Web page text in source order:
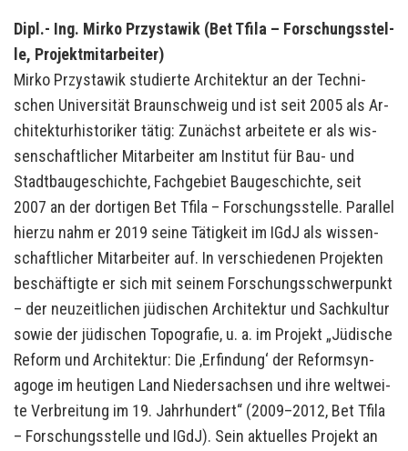
Dipl.- Ing. Mirko Przysta­wik (Bet Tfila – For­schungs­stel­
le, Pro­jekt­mit­ar­bei­ter)
Mirko Przysta­wik stu­dier­te Ar­chi­tek­tur an der Tech­ni­
schen Uni­ver­si­tät Braun­schweig und ist seit 2005 als Ar­
chi­tek­tur­his­to­ri­ker tätig: Zu­nächst ar­bei­te­te er als wis­
sen­schaft­li­cher Mit­ar­bei­ter am In­sti­tut für Bau- und
Stadt­bau­ge­schich­te, Fach­ge­biet Bau­ge­schich­te, seit
2007 an der dor­ti­gen Bet Tfila – For­schungs­stel­le. Par­al­lel
hier­zu nahm er 2019 seine Tä­tig­keit im IGdJ als wis­sen­
schaft­li­cher Mit­ar­bei­ter auf. In ver­schie­de­nen Pro­jek­ten
be­schäf­tig­te er sich mit sei­nem For­schungs­schwer­punkt
– der neu­zeit­li­chen jü­di­schen Ar­chi­tek­tur und Sach­kul­tur
sowie der jü­di­schen To­po­gra­fie, u. a. im Pro­jekt „Jü­di­sche
Re­form und Ar­chi­tek­tur: Die ‚Er­fin­dung‘ der Re­form­syn­
ago­ge im heu­ti­gen Land Nie­der­sach­sen und ihre welt­wei­
te Ver­brei­tung im 19. Jahr­hun­dert“ (2009–2012, Bet Tfila
– For­schungs­stel­le und IGdJ). Sein ak­tu­el­les Pro­jekt an